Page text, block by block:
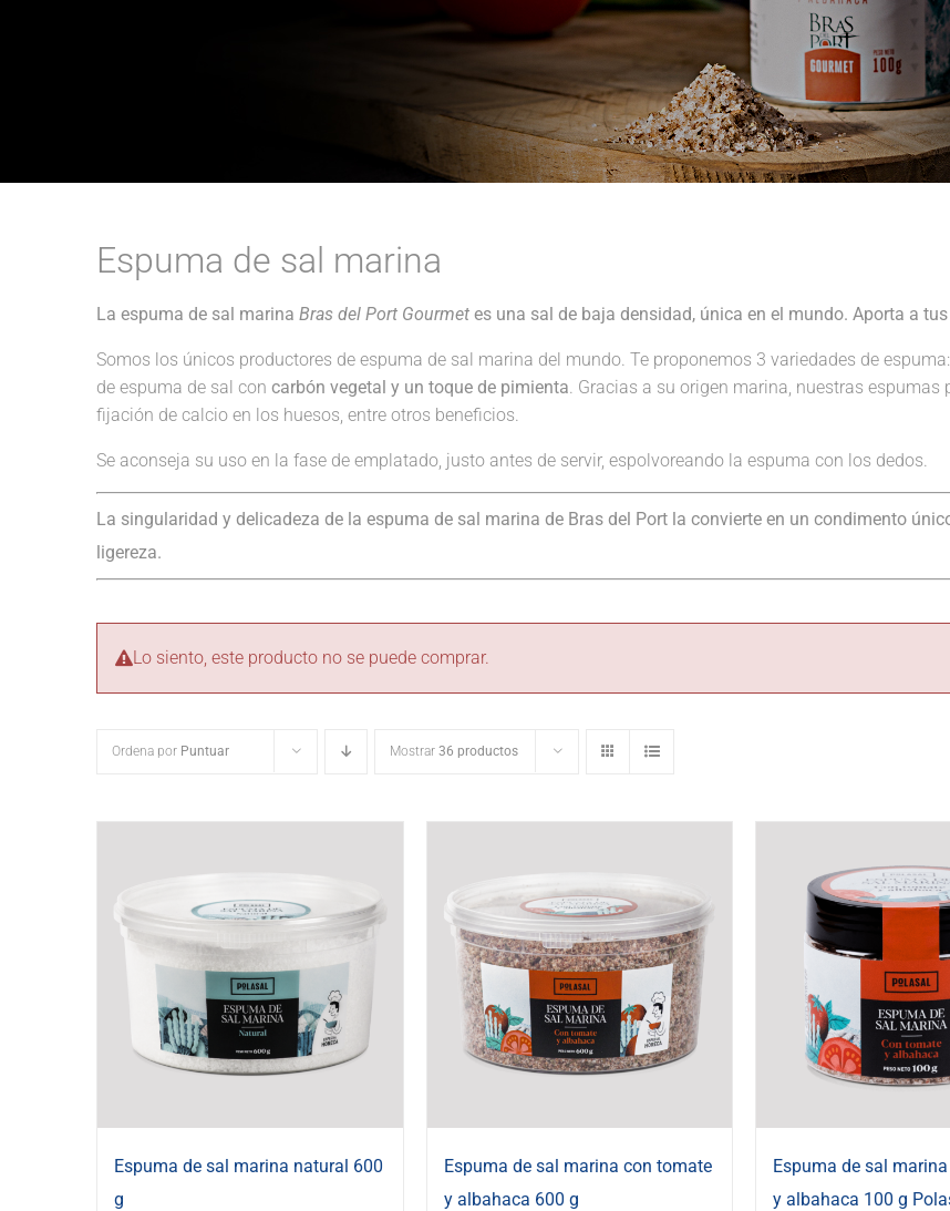
Espuma de sal marina
La espuma de sal marina Bras del Port Gourmet es una sal de baja densidad, única en el mundo. Aporta a
Somos los únicos productores de espuma de sal marina del mundo. Te proponemos 3 variedades de espuma:
de espuma de sal con carbón vegetal y un toque de pimienta. Gracias a su origen marina, nuestras
fijación de calcio en los huesos, entre otros beneficios.
Se aconseja su uso en la fase de emplatado, justo antes de servir, espolvoreando la espuma con los dedos.
La singularidad y delicadeza de la espuma de sal marina de Bras del Port la convierte en un condimento
ligereza.
Lo siento, este producto no se puede comprar.
Ordena por Puntuar Mostrar 36 productos
Espuma de sal marina natural 600
g
Espuma de sal marina con tomate
y albahaca 600 g
Espuma de sal
y albahaca 100 g